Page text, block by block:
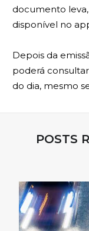
documento
disponível no
Depois da
poderá
do dia, mesmo
POSTS